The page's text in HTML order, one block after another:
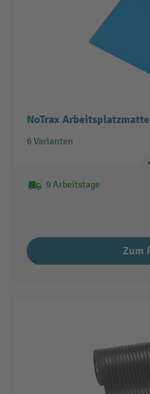
NoTrax
6 Varianten
9 Arbeitstage
Zum